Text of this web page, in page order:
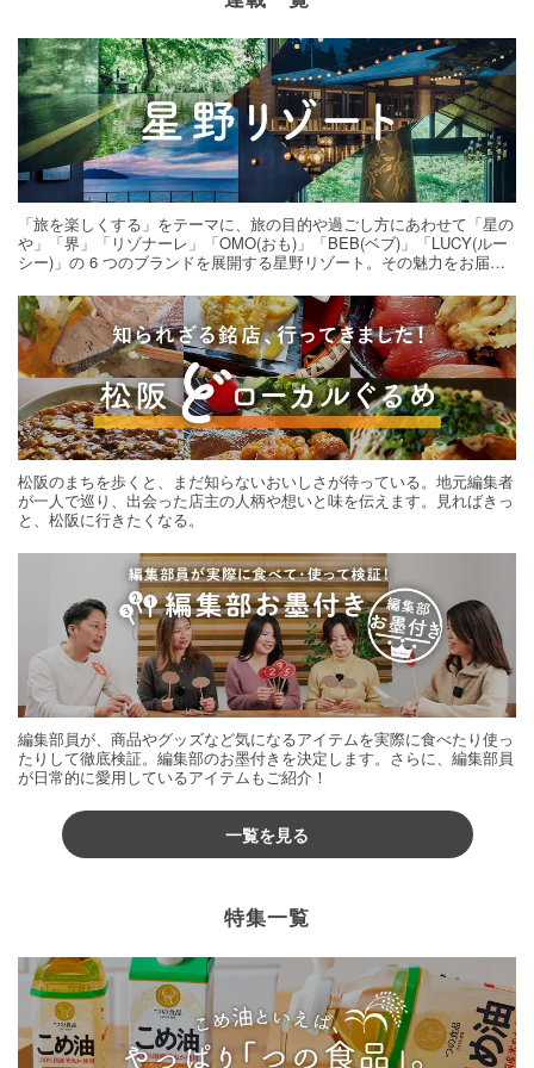
「旅を楽しくする」をテーマに、旅の目的や過ごし方にあわせて「星の
や」「界」「リゾナーレ」「OMO(おも)」「BEB(ベブ)」「LUCY(ルー
シー)」の 6 つのブランドを展開する星野リゾート。その魅力をお届け
松阪のまちを歩くと、まだ知らないおいしさが待っている。地元編集者
が一人で巡り、出会った店主の人柄や想いと味を伝えます。見ればきっ
と、松阪に行きたくなる。
編集部員が、商品やグッズなど気になるアイテムを実際に食べたり使っ
たりして徹底検証。編集部のお墨付きを決定します。さらに、編集部員
が日常的に愛用しているアイテムもご紹介！
一覧を見る
特集一覧